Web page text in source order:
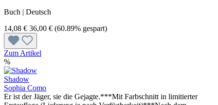
Buch | Deutsch
14,08 € 36,00 € (60.89% gespart)
Zum Artikel
%
Shadow
Sophia Como
Er ist der Jäger, sie die Gejagte.***Mit Farbschnitt in limitierter